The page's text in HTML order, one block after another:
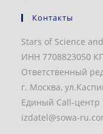
Контакты
Stars of Science
ИНН 7708823050
Ответственный
г. Москва,
Единый Call-центр
izdatel@sowa-